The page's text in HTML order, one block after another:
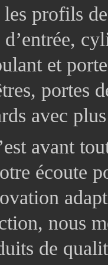
les profils
et
portes
avec
avant
écoute
nous
de